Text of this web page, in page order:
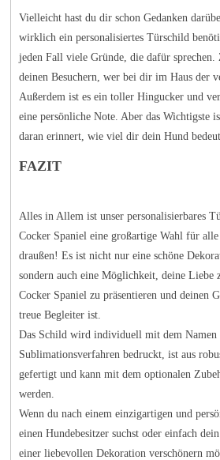
Vielleicht hast du dir schon Gedanken
wirklich ein personalisiertes Türschild
jeden Fall viele Gründe, die dafür sprechen.
deinen Besuchern, wer bei dir im Haus der
Außerdem ist es ein toller Hingucker und
eine persönliche Note. Aber das Wichtigste
daran erinnert, wie viel dir dein Hund
FAZIT
Alles in Allem ist unser personalisierbares
Cocker Spaniel eine großartige Wahl für
draußen! Es ist nicht nur eine schöne
sondern auch eine Möglichkeit, deine Liebe
Cocker Spaniel zu präsentieren und deinen
treue Begleiter ist.
Das Schild wird individuell mit dem Namen
Sublimationsverfahren bedruckt, ist aus
gefertigt und kann mit dem optionalen
werden.
Wenn du nach einem einzigartigen und
einen Hundebesitzer suchst oder einfach
einer liebevollen Dekoration verschönern